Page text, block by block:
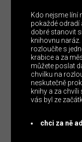
Kdo nejsme líní
pokaždé odradí
dobré stanovit
knihovnu naráz.
rozloučíte s
krabice a za
můžete poslat
chvilku na
neskutečně
knihy a za chvíli
vás byl ze
chci za ně